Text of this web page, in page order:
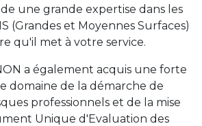
une grande expertise dans les
(Grandes et Moyennes Surfaces)
qu'il met à votre service.
a également acquis une forte
domaine de la démarche de
professionnels et de la mise
Unique d'Evaluation des